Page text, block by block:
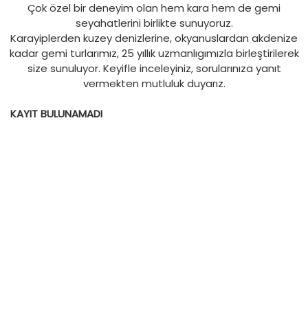
Çok özel bir deneyim olan hem kara hem de gemi
seyahatlerini birlikte sunuyoruz.
Karayiplerden kuzey denizlerine, okyanuslardan akdenize
kadar gemi turlarımız, 25 yıllık uzmanlıgımızla birleştirilerek
size sunuluyor. Keyifle inceleyiniz, sorularınıza yanıt
vermekten mutluluk duyarız.
KAYIT BULUNAMADI